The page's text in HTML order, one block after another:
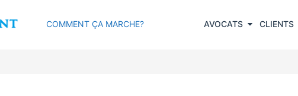
COMMENT ÇA MARCHE? AVOCATS CLIENTS